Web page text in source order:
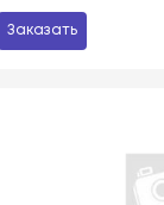
Заказать